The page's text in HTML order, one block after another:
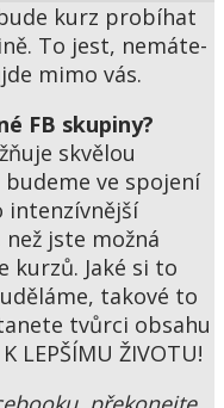
kurz probíhat
To jest, nemáte-
mimo vás.
FB skupiny?
skvělou
ve spojení
intenzívnější
jste možná
kurzů. Jaké si to
takové to
tvůrci obsahu
LEPŠÍMU ŽIVOTU!